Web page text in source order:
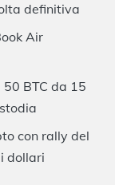
definitiva
Air
50 BTC da 15
con rally del
dollari